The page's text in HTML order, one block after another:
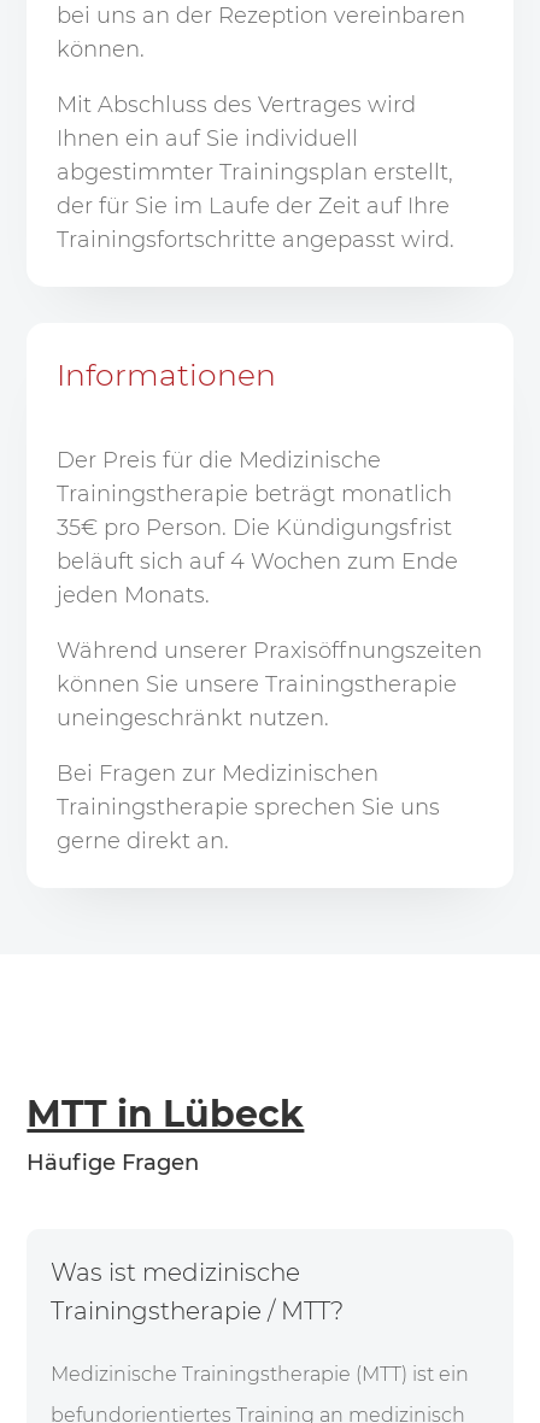
bei uns an der Rezeption vereinbaren
können.
Mit Abschluss des Vertrages wird
Ihnen ein auf Sie individuell
abgestimmter Trainingsplan erstellt,
der für Sie im Laufe der Zeit auf Ihre
Trainingsfortschritte angepasst wird.
Informationen
Der Preis für die Medizinische
Trainingstherapie beträgt monatlich
35€ pro Person. Die Kündigungsfrist
beläuft sich auf 4 Wochen zum Ende
jeden Monats.
Während unserer Praxisöffnungszeiten
können Sie unsere Trainingstherapie
uneingeschränkt nutzen.
Bei Fragen zur Medizinischen
Trainingstherapie sprechen Sie uns
gerne direkt an.
MTT in Lübeck
Häufige Fragen
Was ist medizinische
Trainingstherapie / MTT?
Medizinische Trainingstherapie (MTT) ist ein
befundorientiertes Training an medizinisch